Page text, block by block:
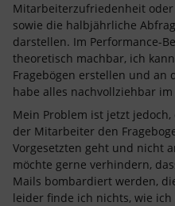
Mitarbeiterzufriedenheit
sowie die halbjährliche
darstellen. Im Performance-
theoretisch machbar, ich
Fragebögen erstellen und
habe alles nachvollziehbar
Mein Problem ist jetzt
der Mitarbeiter den
Vorgesetzten geht und nicht
möchte gerne verhindern,
Mails bombardiert werden,
leider finde ich nichts, wie